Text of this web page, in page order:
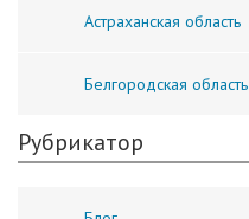
Астраханская область
Белгородская область
Рубрикатор